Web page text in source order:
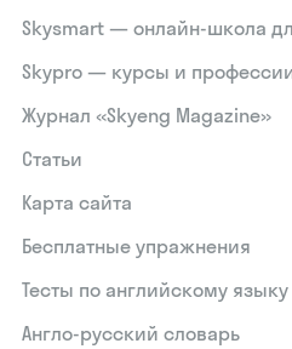
Skysmart — онлайн-школа
Skypro — курсы и
Журнал «Skyeng Magazine»
Статьи
Карта сайта
Бесплатные упражнения
Тесты по английскому языку
Англо-русский словарь